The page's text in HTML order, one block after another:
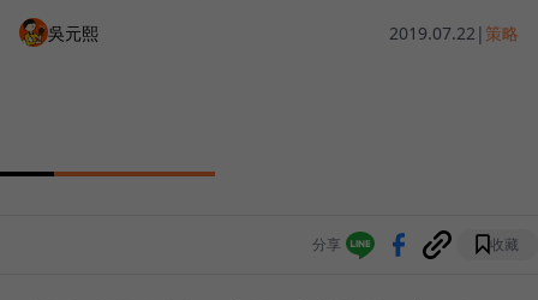
吳元熙 2019.07.22 | 策略
分享 收藏